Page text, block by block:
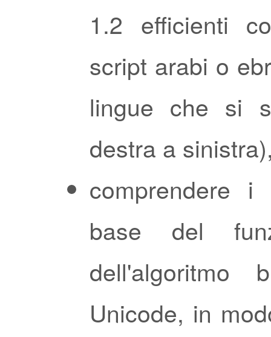
1.2 efficienti
script arabi o
lingue che si
destra a
comprendere
base del
dell'algoritmo
Unicode, in